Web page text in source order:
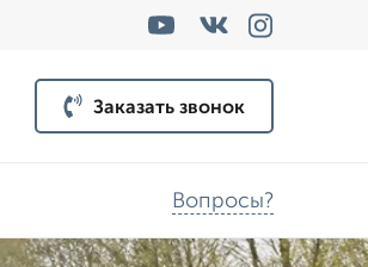
Заказать звонок
Вопросы?